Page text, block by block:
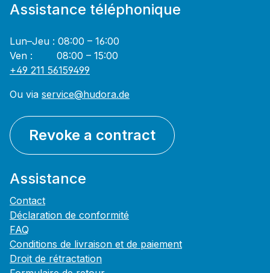
Assistance téléphonique
Lun–Jeu : 08:00 – 16:00
Ven : 08:00 – 15:00
+49 211 56159499
Ou via service@hudora.de
Revoke a contract
Assistance
Contact
Déclaration de conformité
FAQ
Conditions de livraison et de paiement
Droit de rétractation